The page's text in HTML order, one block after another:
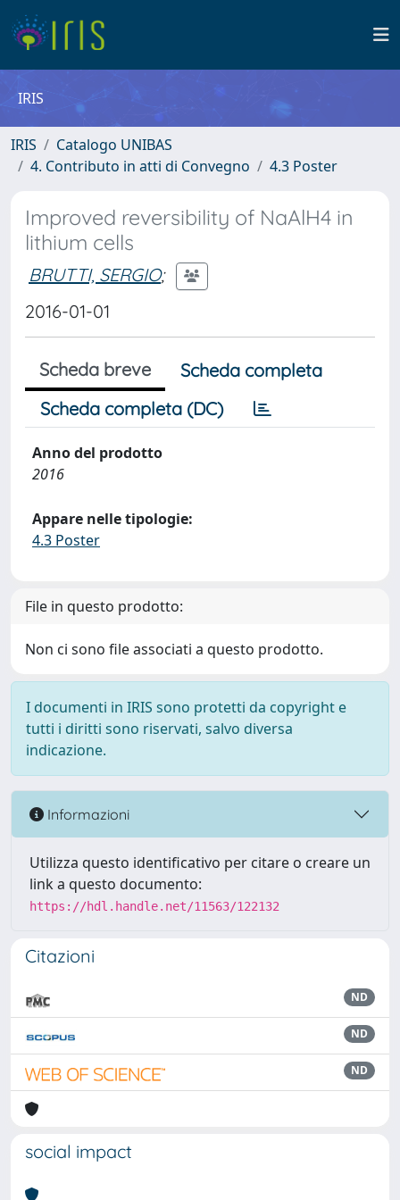
IRIS
IRIS
Catalogo UNIBAS
4. Contributo in atti di Convegno
4.3 Poster
Improved reversibility of NaAlH4 in
lithium cells
BRUTTI, SERGIO;
2016-01-01
Scheda breve
Scheda completa
Scheda completa (DC)
Anno del prodotto
2016
Appare nelle tipologie:
4.3 Poster
File in questo prodotto:
Non ci sono file associati a questo prodotto.
I documenti in IRIS sono protetti da copyright e
tutti i diritti sono riservati, salvo diversa
indicazione.
Informazioni
Utilizza questo identificativo per citare o creare un
link a questo documento:
https://hdl.handle.net/11563/122132
Citazioni
ND
ND
ND
social impact